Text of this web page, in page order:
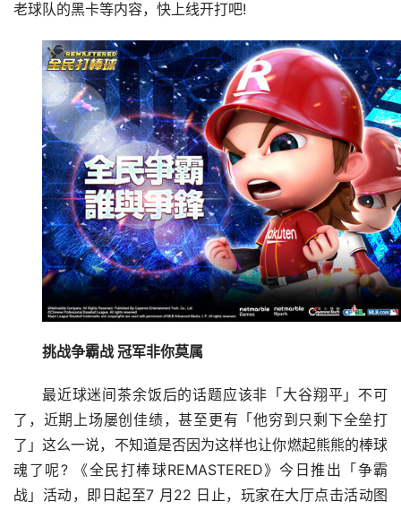
老球队的黑卡等内容，快上线开打吧!
挑战争霸战 冠军非你莫属
最近球迷间茶余饭后的话题应该非「大谷翔平」不可
了，近期上场屡创佳绩，甚至更有「他穷到只剩下全垒打
了」这么一说，不知道是否因为这样也让你燃起熊熊的棒球
魂了呢? 《全民打棒球REMASTERED》今日推出「争霸
战」活动，即日起至7 月22 日止，玩家在大厅点击活动图